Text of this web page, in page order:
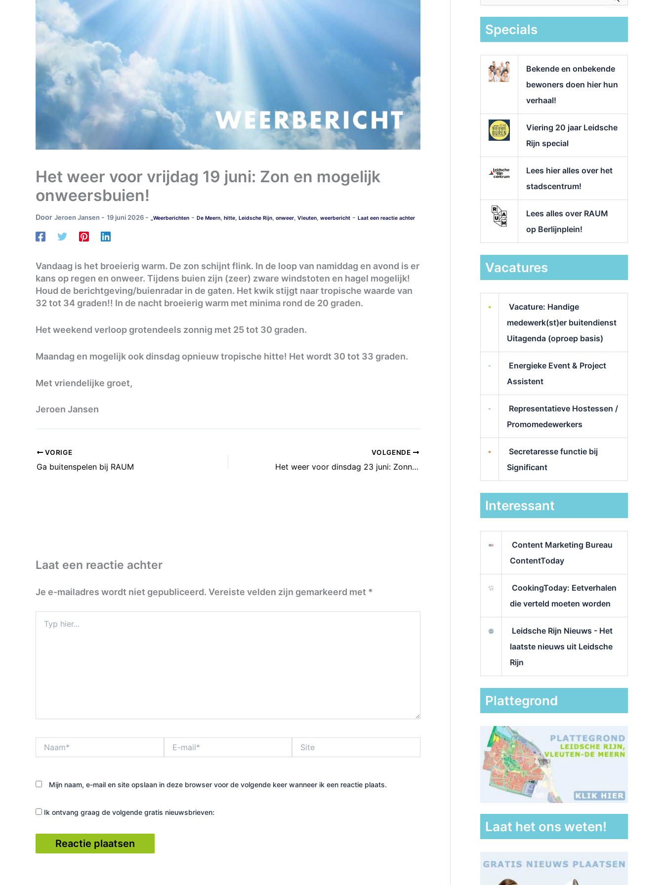
Het weer voor vrijdag 19 juni: Zon en mogelijk
onweersbuien!
Door Jeroen Jansen - 19 juni 2026 - _Weerberichten - De Meern, hitte, Leidsche Rijn, onweer, Vleuten, weerbericht - Laat een reactie achter
Vandaag is het broeierig warm. De zon schijnt flink. In de loop van namiddag en avond is er
kans op regen en onweer. Tijdens buien zijn (zeer) zware windstoten en hagel mogelijk!
Houd de berichtgeving/buienradar in de gaten. Het kwik stijgt naar tropische waarde van
32 tot 34 graden!! In de nacht broeierig warm met minima rond de 20 graden.
Het weekend verloop grotendeels zonnig met 25 tot 30 graden.
Maandag en mogelijk ook dinsdag opnieuw tropische hitte! Het wordt 30 tot 33 graden.
Met vriendelijke groet,
Jeroen Jansen
VORIGE
Ga buitenspelen bij RAUM
VOLGENDE
Het weer voor dinsdag 23 juni: Zonnig, enkele bui en zomers!
Laat een reactie achter
Je e-mailadres wordt niet gepubliceerd. Vereiste velden zijn gemarkeerd met *
hier...
mail*
Mijn naam, e-mail en site opslaan in deze browser voor de volgende keer wanneer ik een reactie plaats.
Ik ontvang graag de volgende gratis nieuwsbrieven:
k
Specials
Bekende en onbekende
bewoners doen hier hun
verhaal!
Viering 20 jaar Leidsche
Rijn special
Lees hier alles over het
stadscentrum!
Lees alles over RAUM
op Berlijnplein!
Vacatures
Vacature: Handige
medewerk(st)er buitendienst
Uitagenda (oproep basis)
Energieke Event & Project
Assistent
Representatieve Hostessen /
Promomedewerkers
Secretaresse functie bij
Significant
Interessant
Content Marketing Bureau
ContentToday
CookingToday: Eetverhalen
die verteld moeten worden
Leidsche Rijn Nieuws - Het
laatste nieuws uit Leidsche
Rijn
Plattegrond
Laat het ons weten!